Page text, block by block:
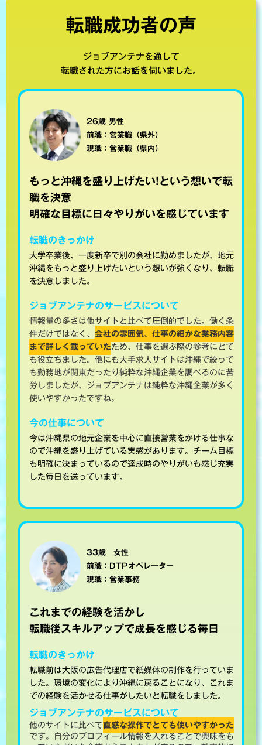
転職成功者の声
ジョブアンテナを通して
転職された方にお話を伺いました。
26歳 男性
前職：営業職（県外）
現職：営業職（県内）
もっと沖縄を盛り上げたい!という想いで転
職を決意
明確な目標に日々やりがいを感じています
転職のきっかけ
大学卒業後、一度新卒で別の会社に勤めましたが、地元
沖縄をもっと盛り上げたいという想いが強くなり、転職
を決意しました。
ジョブアンテナのサービスについて
情報量の多さは他サイトと比べて圧倒的でした。働く条
件だけではなく、会社の雰囲気、仕事の細かな業務内容
まで詳しく載っていたため、仕事を選ぶ際の参考にとて
も役立ちました。他にも大手求人サイトは沖縄で絞って
も勤務地が関東だったり純粋な沖縄企業を調べるのに苦
労しましたが、ジョブアンテナは純粋な沖縄企業が多く
使いやすかったですね。
今の仕事について
今は沖縄県の地元企業を中心に直接営業をかける仕事な
ので沖縄を盛り上げている実感があります。チーム目標
も明確に決まっているので達成時のやりがいも感じ充実
した毎日を送っています。
33歳 女性
前職：DTPオペレーター
現職：営業事務
これまでの経験を活かし
転職後スキルアップで成長を感じる毎日
転職のきっかけ
転職前は大阪の広告代理店で紙媒体の制作を行っていま
した。環境の変化により沖縄に戻ることになり、これま
での経験を活かせる仕事がしたいと転職をしました。
ジョブアンテナのサービスについて
他のサイトに比べて直感な操作でとても使いやすかった
です。自分のプロフィール情報を入れることで興味をも